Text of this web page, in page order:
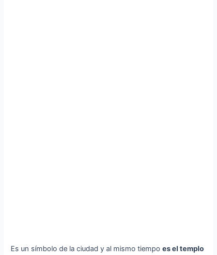
Es un símbolo de la ciudad y al mismo tiempoes el templo